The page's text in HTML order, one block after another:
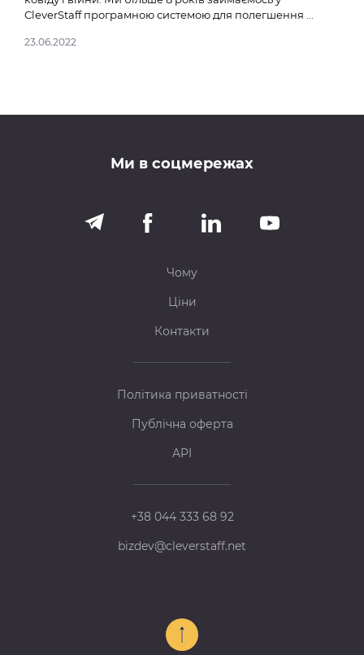
CleverStaff програмною системою для полегшення ...
23.06.2022
Ми в соцмережах
Чому
Ціни
Контакти
Політика приватності
Публічна оферта
API
+38 044 333 68 92
bizdev@cleverstaff.net